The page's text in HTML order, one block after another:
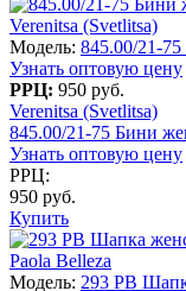
Verenitsa (Svetlitsa)
Модель: 845.00/21-
Узнать оптовую цену
РРЦ: 950 руб.
Verenitsa (Svetlitsa)
845.00/21-75 Бини
Узнать оптовую цену
РРЦ:
950 руб.
Купить
Paola Belleza
Модель: 293 PB